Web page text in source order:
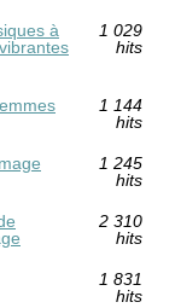
à
1 029
hits
1 144
hits
1 245
hits
2 310
hits
1 831
hits